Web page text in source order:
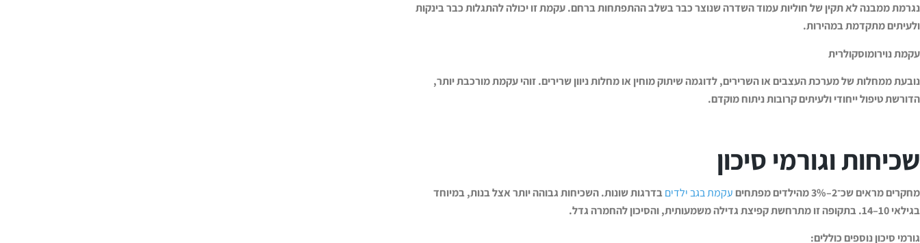
נגרמת ממבנה לא תקין של חוליות עמוד השדרה שנוצר כבר בשלב ההתפתחות ברחם. עקמת זו יכולה להתגלות כבר בינקות
ולעיתים מתקדמת במהירות.
עקמת נוירומוסקולרית
נובעת ממחלות של מערכת העצבים או השרירים, לדוגמה שיתוק מוחין או מחלות ניוון שרירים. זוהי עקמת מורכבת יותר,
הדורשת טיפול ייחודי ולעיתים קרובות ניתוח מוקדם.
שכיחות וגורמי סיכון
מחקרים מראים שכ־2–3% מהילדים מפתחים עקמת בגב ילדיםבדרגות שונות. השכיחות גבוהה יותר אצל בנות, במיוחד
בגילאי 10–14. בתקופה זו מתרחשת קפיצת גדילה משמעותית, והסיכון להחמרה גדל
.
גורמי סיכון נוספים כוללים: